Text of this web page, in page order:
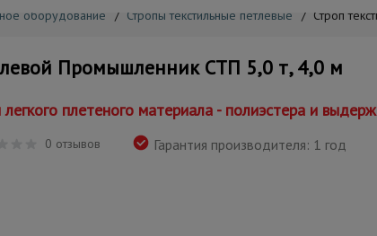
оборудование / Стропы текстильные петлевые / Строп
Промышленник СТП 5,0 т, 4,0 м
плетеного материала - полиэстера и
0 отзывов Гарантия производителя: 1 год